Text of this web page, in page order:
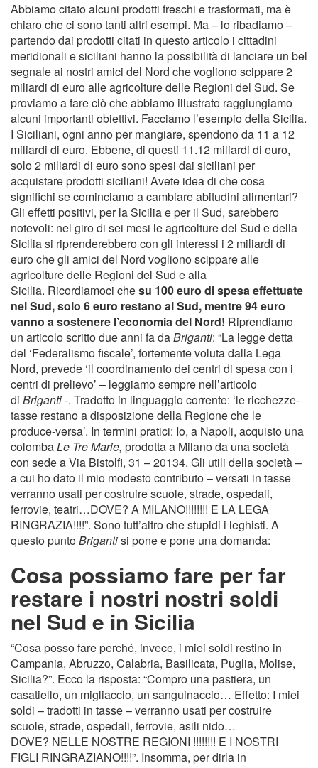
Abbiamo citato alcuni prodotti freschi e trasformati, ma è
chiaro che ci sono tanti altri esempi. Ma – lo ribadiamo –
partendo dai prodotti citati in questo articolo i cittadini
meridionali e siciliani hanno la possibilità di lanciare un bel
segnale ai nostri amici del Nord che vogliono scippare 2
miliardi di euro alle agricolture delle Regioni del Sud. Se
proviamo a fare ciò che abbiamo illustrato raggiungiamo
alcuni importanti obiettivi. Facciamo l’esempio della Sicilia.
I Siciliani, ogni anno per mangiare, spendono da 11 a 12
miliardi di euro. Ebbene, di questi 11.12 miliardi di euro,
solo 2 miliardi di euro sono spesi dai siciliani per
acquistare prodotti siciliani! Avete idea di che cosa
significhi se cominciamo a cambiare abitudini alimentari?
Gli effetti positivi, per la Sicilia e per il Sud, sarebbero
notevoli: nel giro di sei mesi le agricolture del Sud e della
Sicilia si riprenderebbero con gli interessi i 2 miliardi di
euro che gli amici del Nord vogliono scippare alle
agricolture delle Regioni del Sud e alla
Sicilia. Ricordiamoci chesu 100 euro di spesa effettuate
nel Sud, solo 6 euro restano al Sud, mentre 94 euro
vanno a sostenere l’economia del Nord! Riprendiamo
un articolo scritto due anni fa daBriganti: “La legge detta
del ‘Federalismo fiscale’, fortemente voluta dalla Lega
Nord, prevede ‘il coordinamento dei centri di spesa con i
centri di prelievo’ – leggiamo sempre nell’articolo
di Briganti-. Tradotto in linguaggio corrente: ‘le ricchezze-
tasse restano a disposizione della Regione che le
produce-versa’. In termini pratici: Io, a Napoli, acquisto una
colombaLe Tre Marie, prodotta a Milano da una società
con sede a Via Bistolfi, 31 – 20134. Gli utili della società –
a cui ho dato il mio modesto contributo – versati in tasse
verranno usati per costruire scuole, strade, ospedali,
ferrovie, teatri…DOVE? A MILANO!!!!!!!! E LA LEGA
RINGRAZIA!!!!”. Sono tutt’altro che stupidi i leghisti. A
questo puntoBrigantisi pone e pone una domanda:
Cosa possiamo fare per far
restare i nostri nostri soldi
nel Sud e in Sicilia
“Cosa posso fare perché, invece, i miei soldi restino in
Campania, Abruzzo, Calabria, Basilicata, Puglia, Molise,
Sicilia?”. Ecco la risposta: “Compro una pastiera, un
casatiello, un migliaccio, un sanguinaccio… Effetto: I miei
soldi – tradotti in tasse – verranno usati per costruire
scuole, strade, ospedali, ferrovie, asili nido…
DOVE? NELLE NOSTRE REGIONI !!!!!!!! E I NOSTRI
FIGLI RINGRAZIANO!!!!”. Insomma, per dirla in